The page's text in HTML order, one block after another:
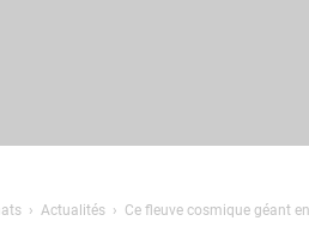
Actualités Ce fleuve cosmique géant